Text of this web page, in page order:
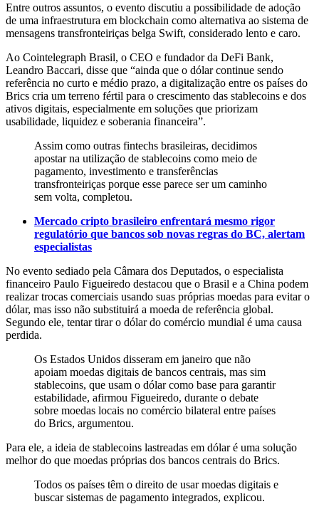
Entre outros assuntos, o evento discutiu a possibilidade de adoção
de uma infraestrutura em blockchain como alternativa ao sistema de
mensagens transfronteiriças belga Swift, considerado lento e caro.
Ao Cointelegraph Brasil, o CEO e fundador da DeFi Bank,
Leandro Baccari, disse que “ainda que o dólar continue sendo
referência no curto e médio prazo, a digitalização entre os países do
Brics cria um terreno fértil para o crescimento das stablecoins e dos
ativos digitais, especialmente em soluções que priorizam
usabilidade, liquidez e soberania financeira”.
Assim como outras fintechs brasileiras, decidimos
apostar na utilização de stablecoins como meio de
pagamento, investimento e transferências
transfronteiriças porque esse parece ser um caminho
sem volta, completou.
Mercado cripto brasileiro enfrentará mesmo rigor
regulatório que bancos sob novas regras do BC, alertam
especialistas
No evento sediado pela Câmara dos Deputados, o especialista
financeiro Paulo Figueiredo destacou que o Brasil e a China podem
realizar trocas comerciais usando suas próprias moedas para evitar o
dólar, mas isso não substituirá a moeda de referência global.
Segundo ele, tentar tirar o dólar do comércio mundial é uma causa
perdida.
Os Estados Unidos disseram em janeiro que não
apoiam moedas digitais de bancos centrais, mas sim
stablecoins, que usam o dólar como base para garantir
estabilidade, afirmou Figueiredo, durante o debate
sobre moedas locais no comércio bilateral entre países
do Brics, argumentou.
Para ele, a ideia de stablecoins lastreadas em dólar é uma solução
melhor do que moedas próprias dos bancos centrais do Brics.
Todos os países têm o direito de usar moedas digitais e
buscar sistemas de pagamento integrados, explicou.